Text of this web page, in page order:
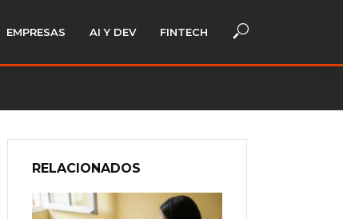
EMPRESAS AI Y DEV FINTECH
RELACIONADOS